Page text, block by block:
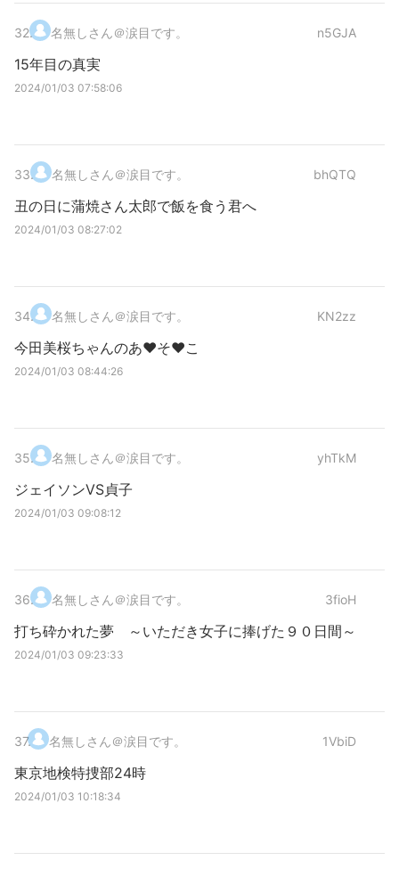
32. 名無しさん＠涙目です。 n5GJA
15年目の真実
2024/01/03 07:58:06
33. 名無しさん＠涙目です。 bhQTQ
丑の日に蒲焼さん太郎で飯を食う君へ
2024/01/03 08:27:02
34. 名無しさん＠涙目です。 KN2zz
今田美桜ちゃんのあ♥️そ♥️こ
2024/01/03 08:44:26
35. 名無しさん＠涙目です。 yhTkM
ジェイソンVS貞子
2024/01/03 09:08:12
36. 名無しさん＠涙目です。 3fioH
打ち砕かれた夢 ～いただき女子に捧げた９０日間～
2024/01/03 09:23:33
37. 名無しさん＠涙目です。 1VbiD
東京地検特捜部24時
2024/01/03 10:18:34